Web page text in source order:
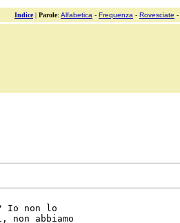
Indice| Parole: Alfabetica - Frequenza - Rovesciate -
Io non lo